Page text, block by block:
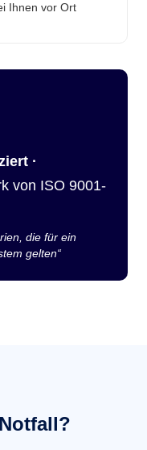
Ihnen vor Ort
·
von ISO 9001-
die für ein
gelten“